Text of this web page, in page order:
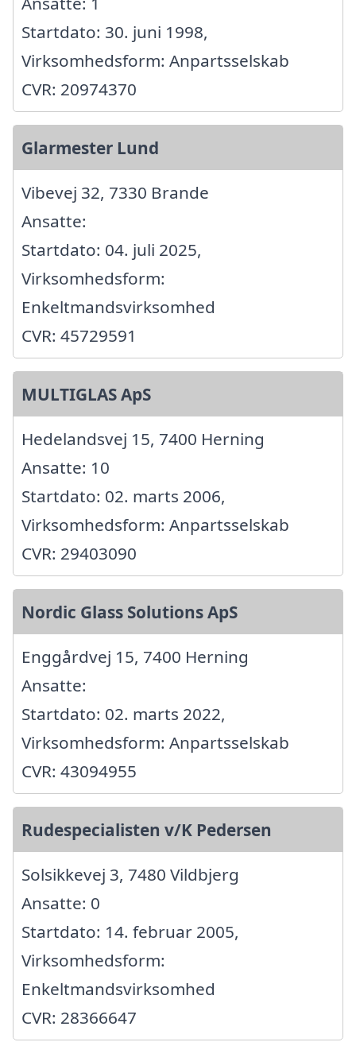
Startdato: 30. juni 1998,
Virksomhedsform: Anpartsselskab
CVR: 20974370
Glarmester Lund
Vibevej 32, 7330 Brande
Ansatte:
Startdato: 04. juli 2025,
Virksomhedsform:
Enkeltmandsvirksomhed
CVR: 45729591
MULTIGLAS ApS
Hedelandsvej 15, 7400 Herning
Ansatte: 10
Startdato: 02. marts 2006,
Virksomhedsform: Anpartsselskab
CVR: 29403090
Nordic Glass Solutions ApS
Enggårdvej 15, 7400 Herning
Ansatte:
Startdato: 02. marts 2022,
Virksomhedsform: Anpartsselskab
CVR: 43094955
Rudespecialisten v/K Pedersen
Solsikkevej 3, 7480 Vildbjerg
Ansatte: 0
Startdato: 14. februar 2005,
Virksomhedsform:
Enkeltmandsvirksomhed
CVR: 28366647